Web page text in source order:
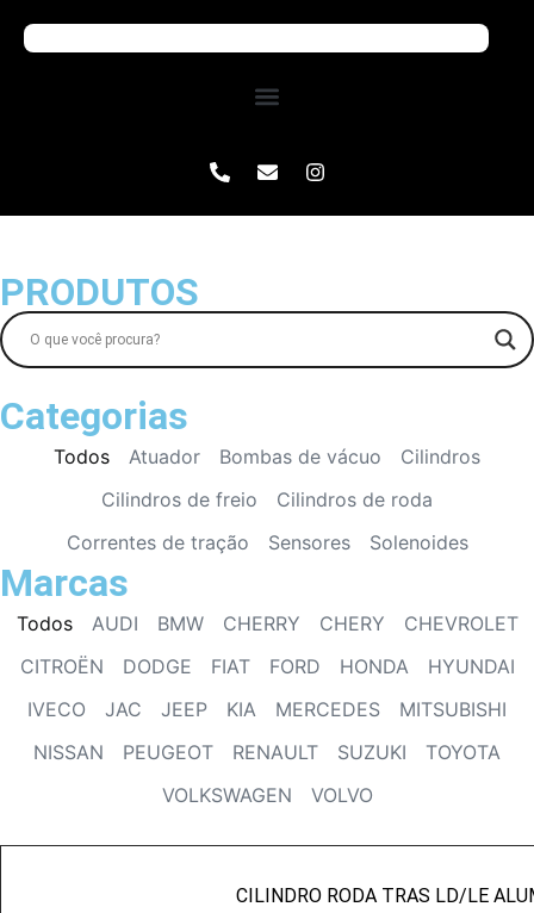
PRODUTOS
Categorias
Atuador Bombas de vácuo
Cilindros
Cilindros de freio
Cilindros de roda
Correntes de tração
Sensores Solenoides
Todos
Marcas
AUDI BMW CHERRY CHERY
CHEVROLET
CITROËN
DODGE FIAT FORD HONDA
HYUNDAI
IVECO
JAC JEEP KIA MERCEDES
MITSUBISHI
NISSAN
PEUGEOT RENAULT SUZUKI
TOYOTA
VOLKSWAGEN
VOLVO
Todos
CILINDRO RODA TRAS LD/LE